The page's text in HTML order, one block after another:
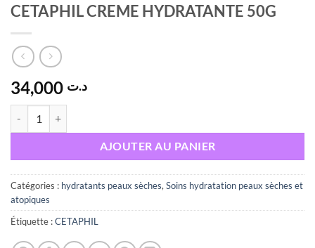
CETAPHIL CREME HYDRATANTE 50G
د.ت
AJOUTER AU PANIER
Catégories : hydratants peaux sèches,Soins hydratation peaux sèches et
atopiques
Étiquette :CETAPHIL